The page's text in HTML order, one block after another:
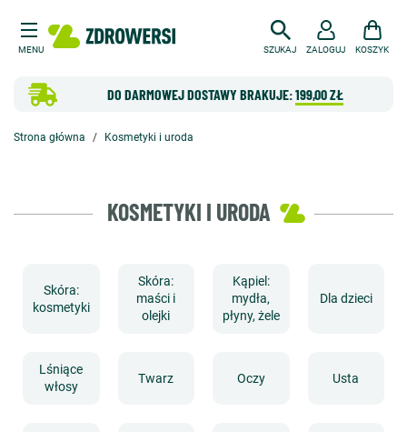
MENU SZUKAJ
DO DARMOWEJ DOSTAWY BRAKUJE:199,00 ZŁ
ZALOGUJ KOSZYK
Strona główna Kosmetyki i uroda
KOSMETYKI I URODA
Skóra:
kosmetyki
Skóra:
maści i
olejki
Kąpiel:
mydła,
płyny, żele
Dla dzieci
Lśniące
włosy
Twarz Oczy Usta